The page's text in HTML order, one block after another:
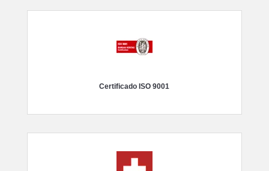
Certificado ISO 9001